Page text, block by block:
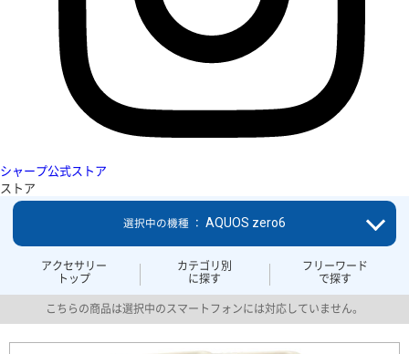
シャープ公式ストア
ストア
アクセサリー
トップ
カテゴリ別
に探す
フリーワード
で探す
選択中の機種 ： AQUOS zero6
こちらの商品は選択中のスマートフォンには対応していません。